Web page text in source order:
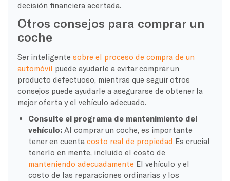
decisión financiera acertada.
Otros consejos para comprar un
coche
Ser inteligente sobre el proceso de compra de un
automóvil puede ayudarle a evitar comprar un
producto defectuoso, mientras que seguir otros
consejos puede ayudarle a asegurarse de obtener la
mejor oferta y el vehículo adecuado.
Consulte el programa de mantenimiento del
vehículo: Al comprar un coche, es importante
tener en cuentacosto real de propiedad Es crucial
tenerlo en mente, incluido el costo de
manteniendo adecuadamente El vehículo y el
costo de las reparaciones ordinarias y los